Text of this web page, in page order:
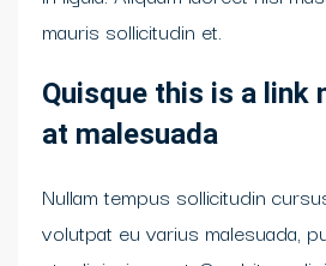
mauris sollicitudin et.
Quisque this is a link
at malesuada
Nullam tempus sollicitudin
volutpat eu varius malesuada,